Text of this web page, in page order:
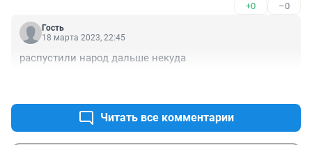
+0 –0
Гость
18 марта 2023, 22:45
распустили народ дальше некуда
Читать все комментарии